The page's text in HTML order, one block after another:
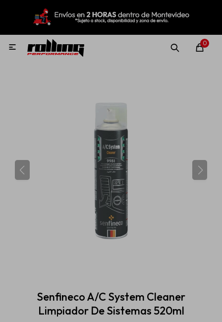
0

Senfineco A/C System Cleaner
Limpiador De Sistemas 520ml
MI CUENTA
Nuevo! Rolling Repuestos
Accesorios